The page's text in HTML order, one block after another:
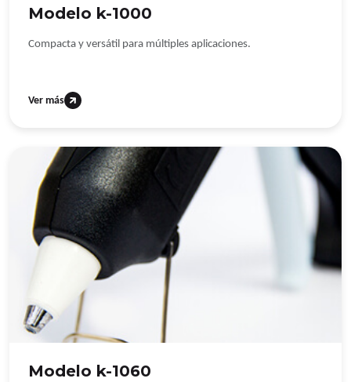
Modelo k-1000
Compacta y versátil para múltiples aplicaciones.
Ver más
Modelo k-1060